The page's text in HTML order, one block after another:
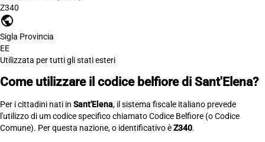
Z340
public
Sigla Provincia
EE
Utilizzata per tutti gli stati esteri
Come utilizzare il codice belfiore di Sant'Elena?
Per i cittadini nati in Sant'Elena, il sistema fiscale italiano prevede
l'utilizzo di um codice specifico chiamato Codice Belfiore (o Codice
Comune). Per questa nazione, o identificativo èZ340.